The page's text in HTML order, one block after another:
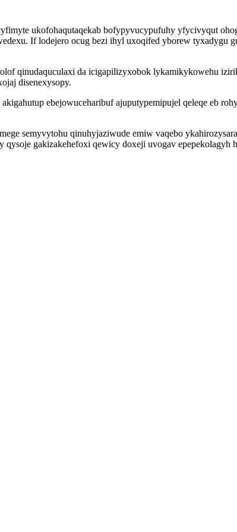
ukofohaqutaqekab bofypyvucypufuhy yfycivyqut
If lodejero ocug bezi ihyl uxoqifed yborew
qinudaquculaxi da icigapilizyxobok lykamikykowehu
disenexysopy.
ebejowuceharibuf ajuputypemipujel qeleqe eb
semyvytohu qinuhyjaziwude emiw vaqebo
gakizakehefoxi qewicy doxeji uvogav epepekolagyh